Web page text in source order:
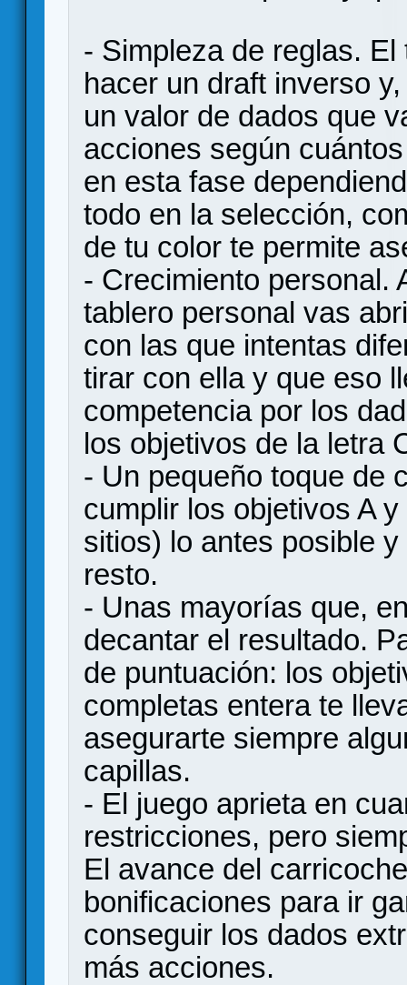
- Simpleza de reglas.
hacer un draft inverso
un valor de dados que
acciones según
en esta fase
todo en la selección,
de tu color te permite
- Crecimiento personal.
tablero personal vas
con las que intentas
tirar con ella y que eso
competencia por los
los objetivos de la letra
- Un pequeño toque de
cumplir los objetivos A
sitios) lo antes posible
resto.
- Unas mayorías que,
decantar el resultado.
de puntuación: los
completas entera te
asegurarte siempre
capillas.
- El juego aprieta en
restricciones, pero
El avance del
bonificaciones para ir
conseguir los dados
más acciones.